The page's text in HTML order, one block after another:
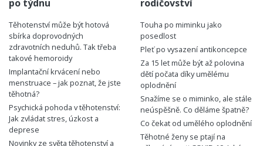
po týdnu
Těhotenství může být hotová
sbírka doprovodných
zdravotních neduhů. Tak třeba
takové hemoroidy
Implantační krvácení nebo
menstruace – jak poznat, že jste
těhotná?
Psychická pohoda v těhotenství:
Jak zvládat stres, úzkost a
deprese
Novinky ze světa těhotenství a
rodičovství
Touha po miminku jako
posedlost
Pleť po vysazení antikoncepce
Za 15 let může být až polovina
dětí počata díky umělému
oplodnění
Snažíme se o miminko, ale stále
neúspěšně. Co děláme špatně?
Co čekat od umělého oplodnění
Těhotné ženy se ptají na